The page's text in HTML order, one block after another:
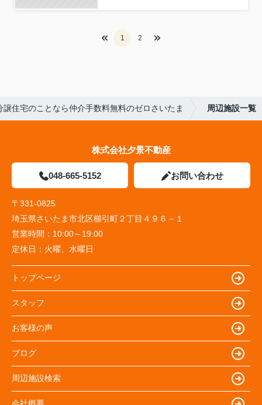
1 2
住宅のことなら仲介手数料無料のゼロさいたま 周辺施設一覧
株式会社夕景不動産
048-665-5152 お問い合わせ
〒331-0825
埼玉県さいたま市北区櫛引町２丁目４９６－１
営業時間： 10:00～19:00
定休日： 火曜、水曜日
トップページ
スタッフ
お客様の声
ブログ
周辺施設検索